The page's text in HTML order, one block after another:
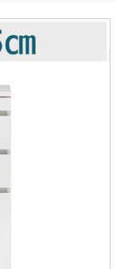
ジ台
ラック
タリー収納
上置きラック
ットマン
フレームソファー
リーナースタンド
き戸式カウンター下
ラック
斎・子供部屋
レビスタンド
の自分空間
ク【COZYROOM】
一の地震対策